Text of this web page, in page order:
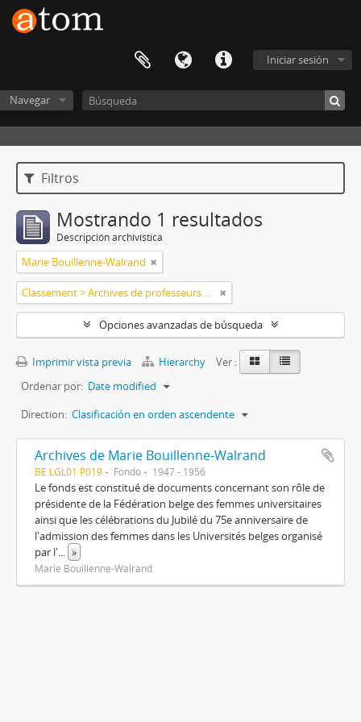
Iniciar sesión
Navegar
Filtros
Mostrando 1 resultados
Descripción archivística
Marie Bouillenne-Walrand
Classement > Archives de professeurs et chercheurs
Opciones avanzadas de búsqueda
Imprimir vista previa Hierarchy
Ver :
Ordenar por: Date modified
Direction: Clasificación en orden ascendente
Archives de Marie Bouillenne-Walrand
BE LGL01 P019 Fondo 1947 - 1956
Le fonds est constitué de documents concernant son rôle de
présidente de la Fédération belge des femmes universitaires
ainsi que les célébrations du Jubilé du 75e anniversaire de
l'admission des femmes dans les Universités belges organisé
par l'... »
Marie Bouillenne-Walrand